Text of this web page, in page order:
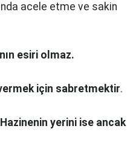
acele etme ve sakin
esiri olmaz.
için sabretmektir.
yerini ise ancak